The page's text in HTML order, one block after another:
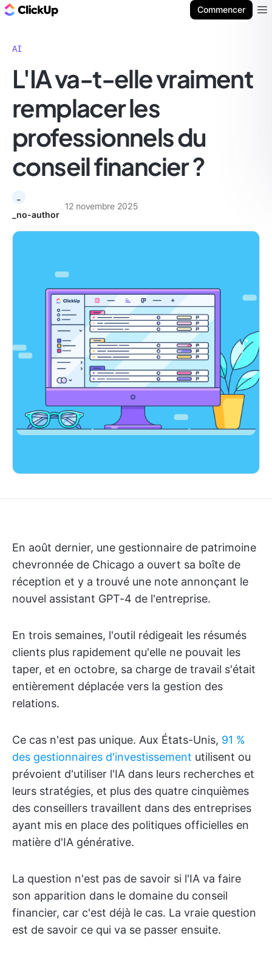
Commencer
AI
L'IA va-t-elle vraiment
remplacer les
professionnels du
conseil financier ?
_no-author
12 novembre 2025
En août dernier, une gestionnaire de patrimoine
chevronnée de Chicago a ouvert sa boîte de
réception et y a trouvé une note annonçant le
nouvel assistant GPT-4 de l'entreprise.
En trois semaines, l'outil rédigeait les résumés
clients plus rapidement qu'elle ne pouvait les
taper, et en octobre, sa charge de travail s'était
entièrement déplacée vers la gestion des
relations.
Ce cas n'est pas unique. Aux États-Unis, 91 %
des gestionnaires d'investissement utilisent ou
prévoient d'utiliser l'IA dans leurs recherches et
leurs stratégies, et plus des quatre cinquièmes
des conseillers travaillent dans des entreprises
ayant mis en place des politiques officielles en
matière d'IA générative.
La question n'est pas de savoir si l'IA va faire
son apparition dans le domaine du conseil
financier, car c'est déjà le cas. La vraie question
est de savoir ce qui va se passer ensuite.